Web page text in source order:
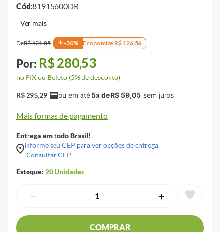
Cód:81915600DR
DeR$421,85 -30% Economize R$ 126,56
R$280,53
no PIX ou Boleto (5% de desconto)
R$ 295,29 5x deR$ 59,05
Mais formas de pagamento
Entrega em todo Brasil!
Informe seu CEP para ver opções de entrega.
Consultar CEP
Estoque: 20Unidades
＋
－
COMPRAR